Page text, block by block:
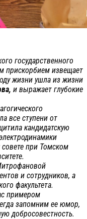
государственного
прискорбием извещает
жизни ушла из жизни
и выражает глубокие
все ступени от
кандидатскую
при Томском
и сотрудников, а
факультета.
примером
запомним ее юмор,
добросовестность.